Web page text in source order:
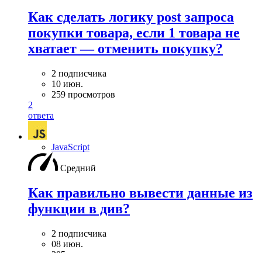
Как сделать логику post запроса
покупки товара, если 1 товара не
хватает — отменить покупку?
2 подписчика
10 июн.
259 просмотров
2
ответа
JavaScript
Средний
Как правильно вывести данные из
функции в див?
2 подписчика
08 июн.